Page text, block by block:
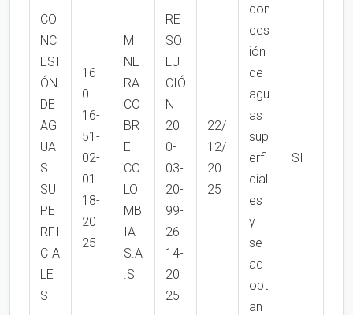
CO
NC
ESI
ÓN
DE
AG
UA
S
SU
PE
RFI
CIA
LE
S
16
0-
16-
51-
02-
01
18-
20
25
MI
NE
RA
CO
BR
E
CO
LO
MB
IA
S.A
.S
RE
SO
LU
CIÓ
N
20
0-
03-
20-
99-
26
14-
20
25
22/
12/
20
25
con
ces
ión
de
agu
as
sup
erfi
cial
es
y
se
ad
opt
an
SI